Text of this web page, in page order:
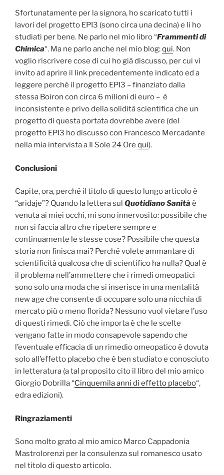
Sfortunatamente per la signora, ho scaricato tutti i
lavori del progetto EPI3 (sono circa una decina) e li ho
studiati per bene. Ne parlo nel mio libro “Frammenti di
Chimica“. Ma ne parlo anche nel mio blog:qui. Non
voglio riscrivere cose di cui ho già discusso, per cui vi
invito ad aprire il link precedentemente indicato ed a
leggere perché il progetto EPI3 – finanziato dalla
stessa Boiron con circa 6 milioni di euro – è
inconsistente e privo della solidità scientifica che un
progetto di questa portata dovrebbe avere (del
progetto EPI3 ho discusso con Francesco Mercadante
nella mia intervista a Il Sole 24 Ore qui).
Conclusioni
Capite, ora, perché il titolo di questo lungo articolo è
“aridaje”? Quando la lettera sul Quotidiano Sanità è
venuta ai miei occhi, mi sono innervosito: possibile che
non si faccia altro che ripetere sempre e
continuamente le stesse cose? Possibile che questa
storia non finisca mai? Perché volete ammantare di
scientificità qualcosa che di scientifico ha nulla? Qual è
il problema nell’ammettere che i rimedi omeopatici
sono solo una moda che si inserisce in una mentalità
new age che consente di occupare solo una nicchia di
mercato più o meno florida? Nessuno vuol vietare l’uso
di questi rimedi. Ciò che importa è che le scelte
vengano fatte in modo consapevole sapendo che
l’eventuale efficacia di un rimedio omeopatico è dovuta
solo all’effetto placebo che è ben studiato e conosciuto
in letteratura (a tal proposito cito il libro del mio amico
Giorgio Dobrilla “Cinquemila anni di effetto placebo“,
edra edizioni).
Ringraziamenti
Sono molto grato al mio amico Marco Cappadonia
Mastrolorenzi per la consulenza sul romanesco usato
nel titolo di questo articolo.